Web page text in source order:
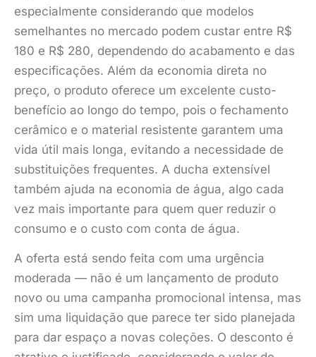
especialmente considerando que modelos
semelhantes no mercado podem custar entre R$
180 e R$ 280, dependendo do acabamento e das
especificações. Além da economia direta no
preço, o produto oferece um excelente custo-
benefício ao longo do tempo, pois o fechamento
cerâmico e o material resistente garantem uma
vida útil mais longa, evitando a necessidade de
substituições frequentes. A ducha extensível
também ajuda na economia de água, algo cada
vez mais importante para quem quer reduzir o
consumo e o custo com conta de água.
A oferta está sendo feita com uma urgência
moderada — não é um lançamento de produto
novo ou uma campanha promocional intensa, mas
sim uma liquidação que parece ter sido planejada
para dar espaço a novas coleções. O desconto é